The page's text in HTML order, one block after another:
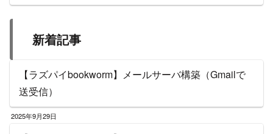
新着記事
【ラズパイbookworm】メールサーバ構築（Gmailで
送受信）
2025年9月29日